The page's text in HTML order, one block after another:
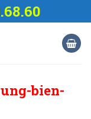
bien-